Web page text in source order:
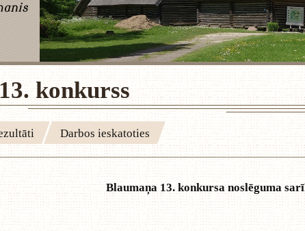
13. konkurss
Darbos ieskatoties
Blaumaņa 13. konkursa noslēguma